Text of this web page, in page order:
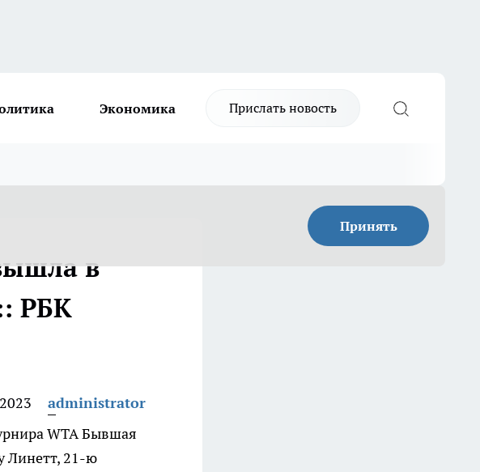
Экономика Прислать новость
Принять
в
РБК
administrator
WTAБывшая
Линетт, 21-ю